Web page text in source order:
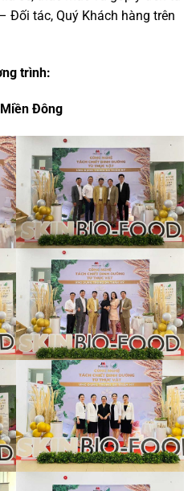
Đối tác, Quý Khách hàng trên
trình:
Đông